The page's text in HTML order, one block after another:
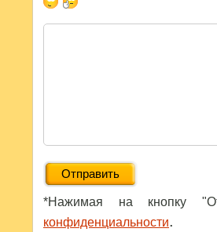
*Нажимая на кнопку
конфиденциальности.